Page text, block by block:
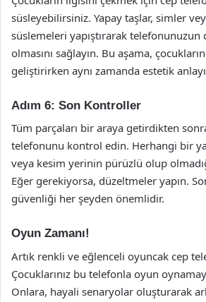
süsleyebilirsiniz. Yapay taşlar, simler
süslemeleri yapıştırarak telefonunuzun
olmasını sağlayın. Bu aşama,
geliştirirken aynı zamanda estetik
Adım 6: Son Kontroller
Tüm parçaları bir araya getirdikten
telefonunu kontrol edin. Herhangi bir
veya kesim yerinin pürüzlü olup
Eğer gerekiyorsa, düzeltmeler yapın.
güvenliği her şeyden önemlidir.
Oyun Zamanı!
Artık renkli ve eğlenceli oyuncak cep
Çocuklarınız bu telefonla oyun
Onlara, hayali senaryolar oluşturarak